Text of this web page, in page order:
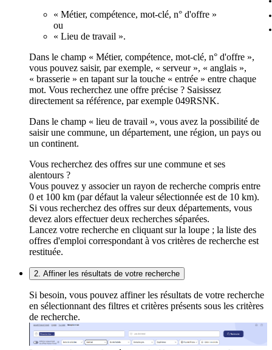
« Métier, compétence, mot-clé, n° d'offre »
ou
« Lieu de travail ».
Dans le champ « Métier, compétence, mot-clé, n° d'offre »,
vous pouvez saisir, par exemple, « serveur », « anglais »,
« brasserie » en tapant sur la touche « entrée » entre chaque
mot. Vous recherchez une offre précise ? Saisissez
directement sa référence, par exemple 049RSNK.
Dans le champ « lieu de travail », vous avez la possibilité de
saisir une commune, un département, une région, un pays ou
un continent.
Vous recherchez des offres sur une commune et ses
alentours ?
Vous pouvez y associer un rayon de recherche compris entre
0 et 100 km (par défaut la valeur sélectionnée est de 10 km).
Si vous recherchez des offres sur deux départements, vous
devez alors effectuer deux recherches séparées.
Lancez votre recherche en cliquant sur la loupe ; la liste des
offres d'emploi correspondant à vos critères de recherche est
restituée.
2. Affiner les résultats de votre recherche
Si besoin, vous pouvez affiner les résultats de votre recherche
en sélectionnant des filtres et critères présents sous les critères
de recherche.